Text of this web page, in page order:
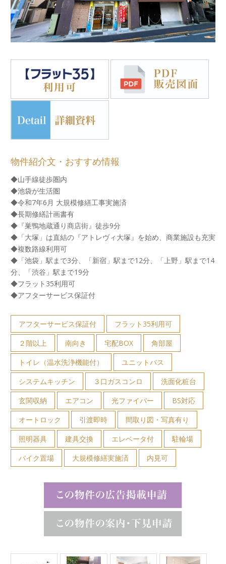
物件紹介文・おすすめ情報
◆山手線徒歩圏内
◆池袋が生活圏
◆令和7年6月 大規模修繕工事実施済
◆長期修繕計画書有
◆『巣鴨地蔵通り商店街』徒歩9分
◆「大塚」は直結の『アトレヴィ大塚』を始め、商業施設も充実
◆複数路線利用可
◆「池袋」駅まで3分、「新宿」駅まで12分、「上野」駅まで14
分、「渋谷」駅まで19分
◆フラット35利用可
◆アフターサービス保証付
アフターサービス保証付
フラット35利用可
２階以上
南向き 宅配BOX
角部屋
トイレ（温水洗浄機能付）
ユニットバス
システムキッチン
３口ガスコンロ
洗面化粧台
玄関収納
エアコン 光ファイバー
BS対応
オートロック
引渡即時
間取り図・写真有り
照明器具
建具交換 エレベータ付
駐輪場
バイク置場
大規模修繕実施済 内見可